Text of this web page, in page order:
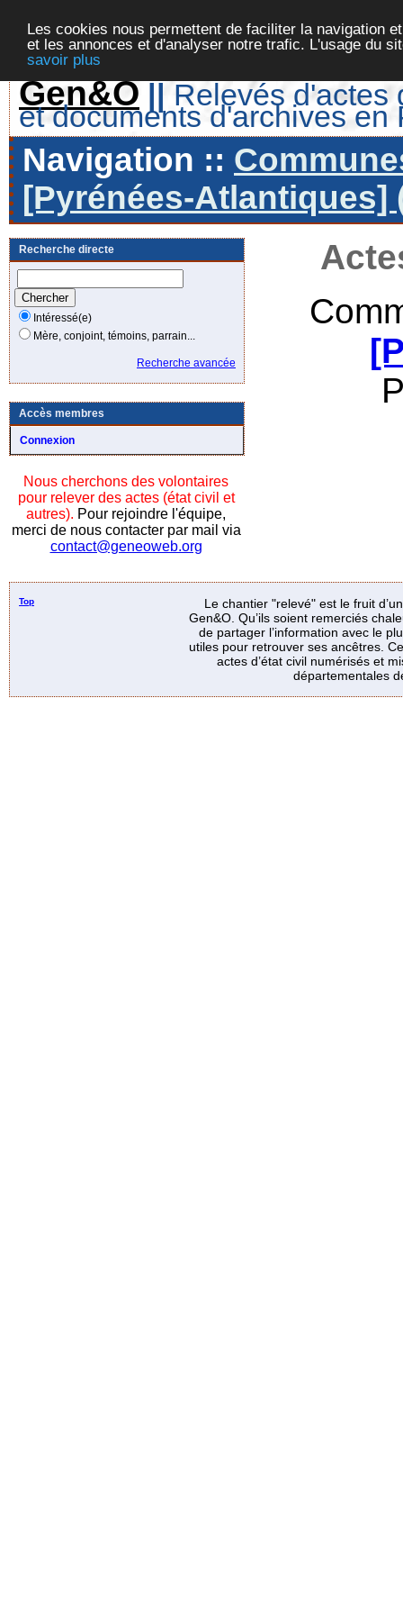
Les cookies nous permettent de faciliter la navigation
et les annonces et d'analyser notre trafic. L'usage du
savoir plus
Gen&O || Relevés d'actes
et documents d'archives en
Navigation ::
[Pyrénées-Atlantiques]
Recherche directe
Intéressé(e)
Mère, conjoint, témoins, parrain...
Recherche avancée
Accès membres
Connexion
Nous cherchons des volontaires
pour relever des actes (état civil et
autres). Pour rejoindre l'équipe,
merci de nous contacter par mail via
contact@geneoweb.org
Top
Le chantier "relevé" est le fruit
Gen&O. Qu’ils soient remerciés
de partager l’information avec le
utiles pour retrouver ses ancêtres.
actes d’état civil numérisés et
départementales